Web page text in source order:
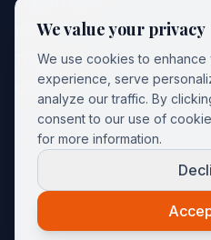
FAQ
Travel Tips
Contact
We value your privacy
We use cookies to enhance
experience, serve
analyze our traffic. By
consent to our use of
for more information.